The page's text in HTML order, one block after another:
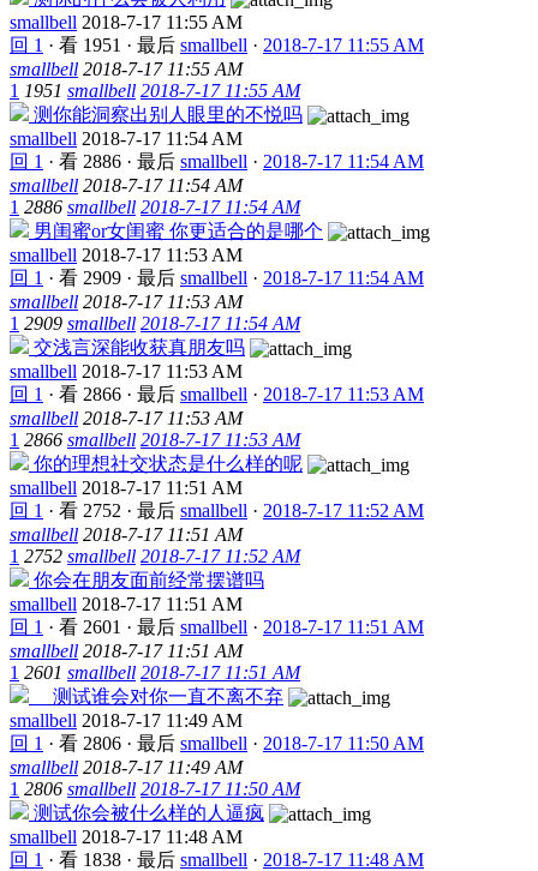
smallbell 2018-7-17 11:55 AM
回 1 · 看 1951 · 最后 smallbell · 2018-7-17 11:55 AM
smallbell 2018-7-17 11:55 AM
1 1951 smallbell 2018-7-17 11:55 AM
测你能洞察出别人眼里的不悦吗
smallbell 2018-7-17 11:54 AM
回 1 · 看 2886 · 最后 smallbell · 2018-7-17 11:54 AM
smallbell 2018-7-17 11:54 AM
1 2886 smallbell 2018-7-17 11:54 AM
男闺蜜or女闺蜜 你更适合的是哪个
smallbell 2018-7-17 11:53 AM
回 1 · 看 2909 · 最后 smallbell · 2018-7-17 11:54 AM
smallbell 2018-7-17 11:53 AM
1 2909 smallbell 2018-7-17 11:54 AM
交浅言深能收获真朋友吗
smallbell 2018-7-17 11:53 AM
回 1 · 看 2866 · 最后 smallbell · 2018-7-17 11:53 AM
smallbell 2018-7-17 11:53 AM
1 2866 smallbell 2018-7-17 11:53 AM
你的理想社交状态是什么样的呢
smallbell 2018-7-17 11:51 AM
回 1 · 看 2752 · 最后 smallbell · 2018-7-17 11:52 AM
smallbell 2018-7-17 11:51 AM
1 2752 smallbell 2018-7-17 11:52 AM
你会在朋友面前经常摆谱吗
smallbell 2018-7-17 11:51 AM
回 1 · 看 2601 · 最后 smallbell · 2018-7-17 11:51 AM
smallbell 2018-7-17 11:51 AM
1 2601 smallbell 2018-7-17 11:51 AM
测试谁会对你一直不离不弃
smallbell 2018-7-17 11:49 AM
回 1 · 看 2806 · 最后 smallbell · 2018-7-17 11:50 AM
smallbell 2018-7-17 11:49 AM
1 2806 smallbell 2018-7-17 11:50 AM
测试你会被什么样的人逼疯
smallbell 2018-7-17 11:48 AM
回 1 · 看 1838 · 最后 smallbell · 2018-7-17 11:48 AM